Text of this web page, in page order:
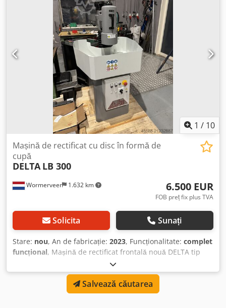
1 / 10
Wormerveer 1.632 km
Mașină de rectificat cu disc în formă de
cupă
DELTA LB 300
6.500 EUR
FOB preț fix plus TVA
Solicita Sunați
Stare: nou, An de fabricație: 2023, Funcționalitate: complet
funcțional, Mașină de rectificat frontală nouă DELTA tip
LB300 Specificații: Dimensiune maximă de rectificare:
330x140 mm Turație maximă: 2840 rpm Paralelism: 3
μm/100 mm Planeitate: 3 μm/100 mm Greutate mașină:
400 kg Puterea motorului: 2,2 kW An fabricație: 09-2023
Salvează căutarea